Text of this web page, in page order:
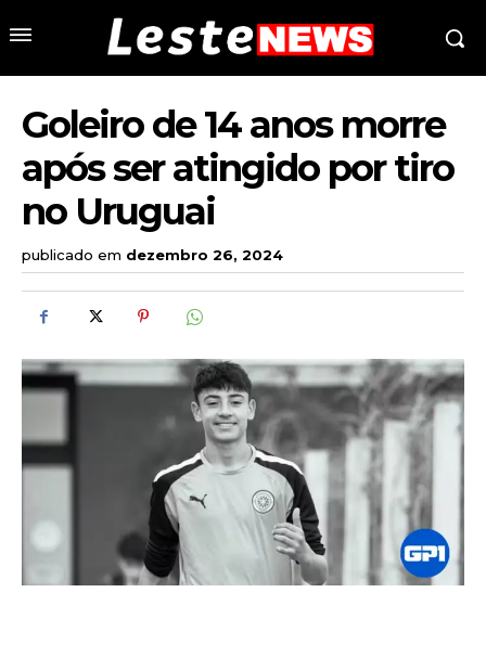
Goleiro de 14 anos morre
após ser atingido por tiro
no Uruguai
publicado em dezembro 26, 2024